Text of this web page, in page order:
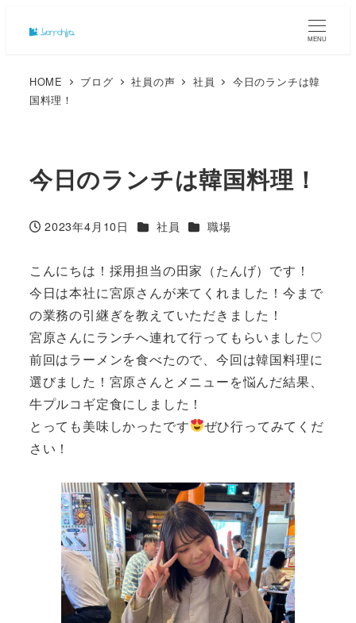
MENU
HOME ブログ 社員の声 社員
今日のランチは韓
国料理！
今日のランチは韓国料理！
投稿日
2023年4月10日 カテゴリー
社員 カテゴリー
職場
こんにちは！採用担当の田家（たんげ）です！
今日は本社に宮原さんが来てくれました！今まで
の業務の引継ぎを教えていただきました！
宮原さんにランチへ連れて行ってもらいました♡
前回はラーメンを食べたので、今回は韓国料理に
選びました！宮原さんとメニューを悩んだ結果、
牛プルコギ定食にしました！
とっても美味しかったです
ぜひ行ってみてくだ
さい！